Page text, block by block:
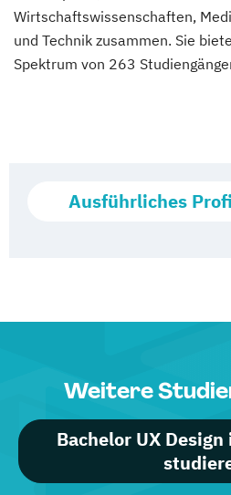
Wirtschaftswissenschaften,
und Technik zusammen. Sie
Spektrum von 263
Ausführliches
Weitere
Bachelor UX